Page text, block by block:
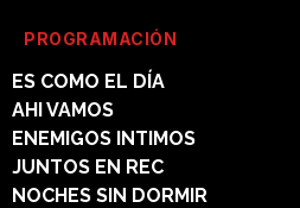
PROGRAMACIÓN
ES COMO EL DÍA
AHI VAMOS
ENEMIGOS INTIMOS
JUNTOS EN REC
NOCHES SIN DORMIR